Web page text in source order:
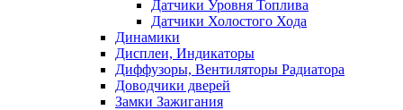
Датчики Уровня Топлива
Датчики Холостого Хода
Динамики
Дисплеи, Индикаторы
Диффузоры, Вентиляторы Радиатора
Доводчики дверей
Замки Зажигания